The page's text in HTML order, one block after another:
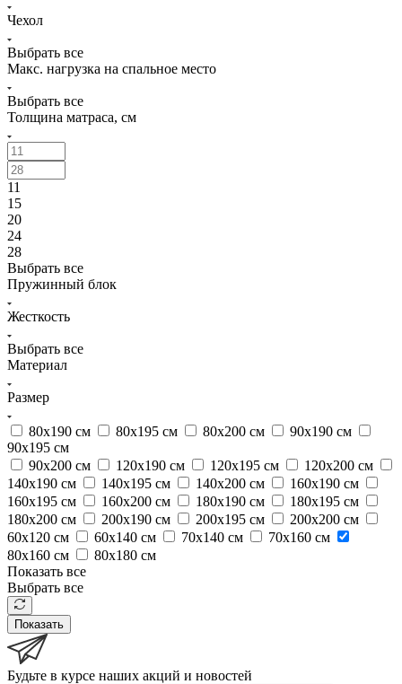
Чехол
Выбрать все
Макс. нагрузка на спальное место
Выбрать все
Толщина матраса, см
11
15
20
24
28
Выбрать все
Пружинный блок
Жесткость
Выбрать все
Материал
Размер
80х190 см 80х195 см 80х200 см
90х190 см
90х195 см
90х200 см
120х190 см 120х195 см
120х200 см
140х190 см
140х195 см 140х200 см
160х190 см
160х195 см
160х200 см 180х190 см
180х195 см
180х200 см
200х190 см 200х195 см
200х200 см
60х120 см
60х140 см 70х140 см
70х160 см
80х160 см
80х180 см
Показать все
Выбрать все
Показать
Будьте в курсе наших акций и новостей